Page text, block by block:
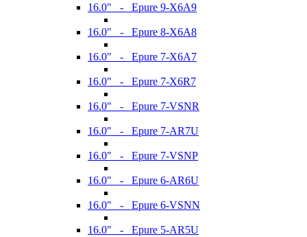
16.0" - Epure 9-X6A9
16.0" - Epure 8-X6A8
16.0" - Epure 7-X6A7
16.0" - Epure 7-X6R7
16.0" - Epure 7-VSNR
16.0" - Epure 7-AR7U
16.0" - Epure 7-VSNP
16.0" - Epure 6-AR6U
16.0" - Epure 6-VSNN
16.0" - Epure 5-AR5U